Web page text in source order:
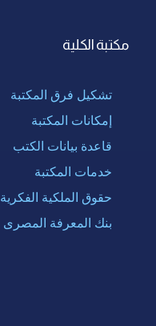
مكتبة الكلية
تشكيل فرق المكتبة
إمكانات المكتبة
قاعدة بيانات الكتب
خدمات المكتبة
حقوق الملكية الفكرية
بنك المعرفة المصرى